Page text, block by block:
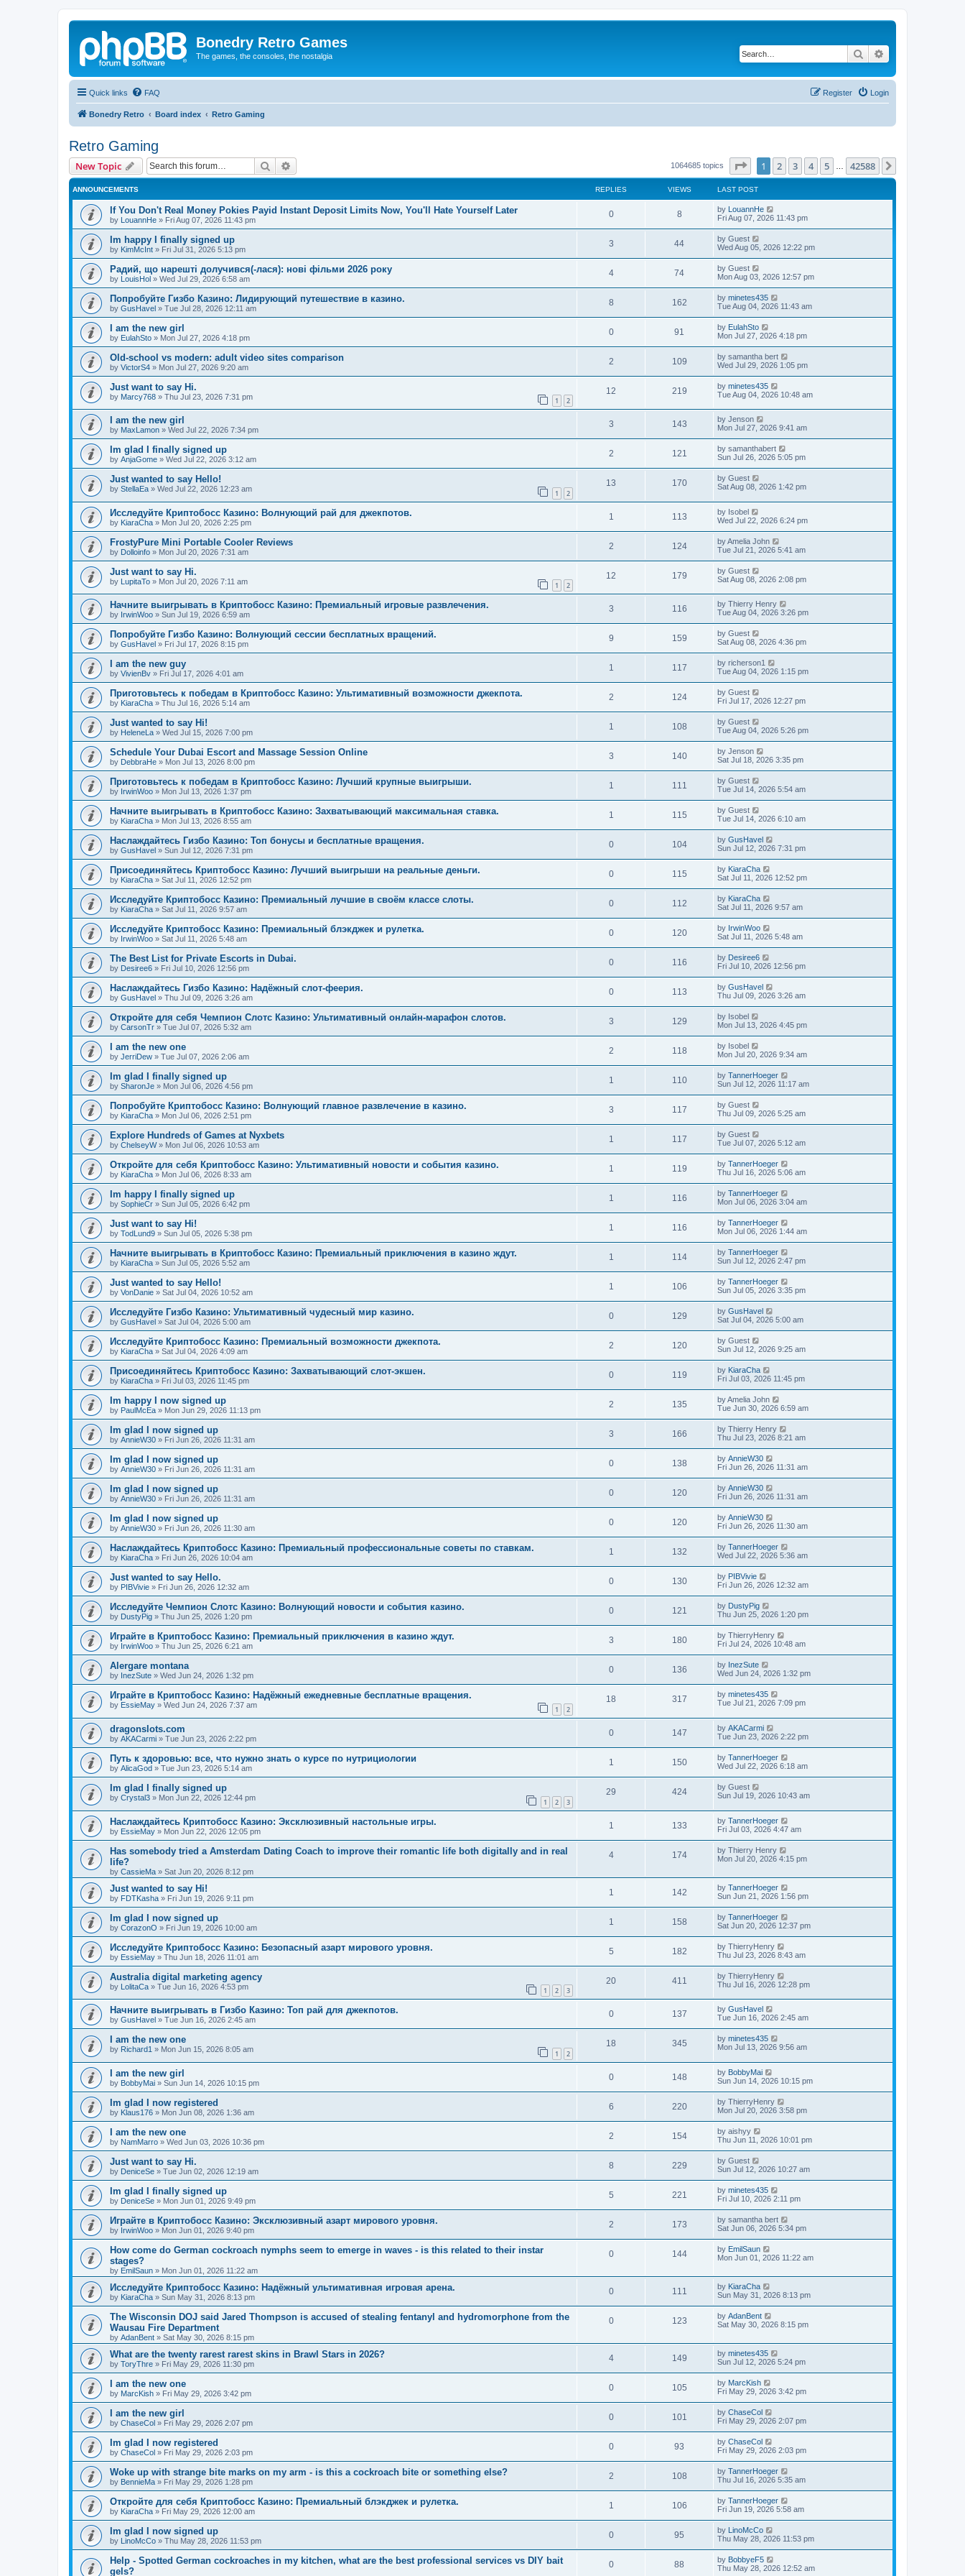
Bonedry Retro Games
The games, the consoles, the nostalgia Search
Quick links FAQ Login
Register
Bonedry Retro Board index Retro Gaming
Retro Gaming
New Topic Search 1064685 topics Page of 42588
1 2 3 4 5 42588
ANNOUNCEMENTS REPLIES VIEWS LAST POST
If You Don't Real Money Pokies Payid Instant Deposit Limits Now, You'll Hate Yourself Later
by LouannHe » Fri Aug 07, 2026 11:43 pm
0 8 by LouannHe
Fri Aug 07, 2026 11:43 pm
Im happy I finally signed up
by KimMcInt » Fri Jul 31, 2026 5:13 pm
3 44 by Guest
Wed Aug 05, 2026 12:22 pm
Радий, що нарешті долучився(-лася): нові фільми 2026 року
by LouisHol » Wed Jul 29, 2026 6:58 am
4 74 by Guest
Mon Aug 03, 2026 12:57 pm
Попробуйте Гизбо Казино: Лидирующий путешествие в казино.
by GusHavel » Tue Jul 28, 2026 12:11 am
8 162 by minetes435
Tue Aug 04, 2026 11:43 am
I am the new girl
by EulahSto » Mon Jul 27, 2026 4:18 pm
0 91 by EulahSto
Mon Jul 27, 2026 4:18 pm
Old-school vs modern: adult video sites comparison
by VictorS4 » Mon Jul 27, 2026 9:20 am
2 109 by samantha bert
Wed Jul 29, 2026 1:05 pm
Just want to say Hi.
by Marcy768 » Thu Jul 23, 2026 7:31 pm 1 2
12 219 by minetes435
Tue Aug 04, 2026 10:48 am
I am the new girl
by MaxLamon » Wed Jul 22, 2026 7:34 pm
3 143 by Jenson
Mon Jul 27, 2026 9:41 am
Im glad I finally signed up
by AnjaGome » Wed Jul 22, 2026 3:12 am
2 121 by samanthabert
Sun Jul 26, 2026 5:05 pm
Just wanted to say Hello!
by StellaEa » Wed Jul 22, 2026 12:23 am 1 2
13 170 by Guest
Sat Aug 08, 2026 1:42 pm
Исследуйте Криптобосс Казино: Волнующий рай для джекпотов.
by KiaraCha » Mon Jul 20, 2026 2:25 pm
1 113 by Isobel
Wed Jul 22, 2026 6:24 pm
FrostyPure Mini Portable Cooler Reviews
by Dolloinfo » Mon Jul 20, 2026 7:31 am
2 124 byAmelia John
Tue Jul 21, 2026 5:41 am
Just want to say Hi.
by LupitaTo » Mon Jul 20, 2026 7:11 am 1 2
12 179 by Guest
Sat Aug 08, 2026 2:08 pm
Начните выигрывать в Криптобосс Казино: Премиальный игровые развлечения.
by IrwinWoo » Sun Jul 19, 2026 6:59 am
3 116 by Thierry Henry
Tue Aug 04, 2026 3:26 pm
Попробуйте Гизбо Казино: Волнующий сессии бесплатных вращений.
by GusHavel » Fri Jul 17, 2026 8:15 pm
9 159 by Guest
Sat Aug 08, 2026 4:36 pm
I am the new guy
by VivienBv » Fri Jul 17, 2026 4:01 am
1 117 by richerson1
Tue Aug 04, 2026 1:15 pm
Приготовьтесь к победам в Криптобосс Казино: Ультимативный возможности джекпота.
by KiaraCha » Thu Jul 16, 2026 5:14 am
2 124 by Guest
Fri Jul 17, 2026 12:27 pm
Just wanted to say Hi!
by HeleneLa » Wed Jul 15, 2026 7:00 pm
1 108 by Guest
Tue Aug 04, 2026 5:26 pm
Schedule Your Dubai Escort and Massage Session Online
by DebbraHe » Mon Jul 13, 2026 8:00 pm
3 140 by Jenson
Sat Jul 18, 2026 3:35 pm
Приготовьтесь к победам в Криптобосс Казино: Лучший крупные выигрыши.
by IrwinWoo » Mon Jul 13, 2026 1:37 pm
1 111 by Guest
Tue Jul 14, 2026 5:54 am
Начните выигрывать в Криптобосс Казино: Захватывающий максимальная ставка.
by KiaraCha » Mon Jul 13, 2026 8:55 am
1 115 by Guest
Tue Jul 14, 2026 6:10 am
Наслаждайтесь Гизбо Казино: Топ бонусы и бесплатные вращения.
by GusHavel » Sun Jul 12, 2026 7:31 pm
0 104 by GusHavel
Sun Jul 12, 2026 7:31 pm
Присоединяйтесь Криптобосс Казино: Лучший выигрыши на реальные деньги.
by KiaraCha » Sat Jul 11, 2026 12:52 pm
0 115 by KiaraCha
Sat Jul 11, 2026 12:52 pm
Исследуйте Криптобосс Казино: Премиальный лучшие в своём классе слоты.
by KiaraCha » Sat Jul 11, 2026 9:57 am
0 112 by KiaraCha
Sat Jul 11, 2026 9:57 am
Исследуйте Криптобосс Казино: Премиальный блэкджек и рулетка.
by IrwinWoo » Sat Jul 11, 2026 5:48 am
0 120 by IrwinWoo
Sat Jul 11, 2026 5:48 am
The Best List for Private Escorts in Dubai.
by Desiree6 » Fri Jul 10, 2026 12:56 pm
0 116 by Desiree6
Fri Jul 10, 2026 12:56 pm
Наслаждайтесь Гизбо Казино: Надёжный слот-феерия.
by GusHavel » Thu Jul 09, 2026 3:26 am
0 113 by GusHavel
Thu Jul 09, 2026 3:26 am
Откройте для себя Чемпион Слотс Казино: Ультимативный онлайн-марафон слотов.
by CarsonTr » Tue Jul 07, 2026 5:32 am
3 129 by Isobel
Mon Jul 13, 2026 4:45 pm
I am the new one
by JerriDew » Tue Jul 07, 2026 2:06 am
2 118 by Isobel
Mon Jul 20, 2026 9:34 am
Im glad I finally signed up
by SharonJe » Mon Jul 06, 2026 4:56 pm
1 110 by TannerHoeger
Sun Jul 12, 2026 11:17 am
Попробуйте Криптобосс Казино: Волнующий главное развлечение в казино.
by KiaraCha » Mon Jul 06, 2026 2:51 pm
3 117 by Guest
Thu Jul 09, 2026 5:25 am
Explore Hundreds of Games at Nyxbets
by ChelseyW» Mon Jul 06, 2026 10:53 am
1 117 by Guest
Tue Jul 07, 2026 5:12 am
Откройте для себя Криптобосс Казино: Ультимативный новости и события казино.
by KiaraCha » Mon Jul 06, 2026 8:33 am
1 119 by TannerHoeger
Thu Jul 16, 2026 5:06 am
Im happy I finally signed up
by SophieCr » Sun Jul 05, 2026 6:42 pm
1 116 by TannerHoeger
Mon Jul 06, 2026 3:04 am
Just want to say Hi!
by TodLund9 » Sun Jul 05, 2026 5:38 pm
1 116 by TannerHoeger
Mon Jul 06, 2026 1:44 am
Начните выигрывать в Криптобосс Казино: Премиальный приключения в казино ждут.
by KiaraCha » Sun Jul 05, 2026 5:52 am
1 114 by TannerHoeger
Sun Jul 12, 2026 2:47 pm
Just wanted to say Hello!
by VonDanie » Sat Jul 04, 2026 10:52 am
1 106 by TannerHoeger
Sun Jul 05, 2026 3:35 pm
Исследуйте Гизбо Казино: Ультимативный чудесный мир казино.
by GusHavel » Sat Jul 04, 2026 5:00 am
0 129 by GusHavel
Sat Jul 04, 2026 5:00 am
Исследуйте Криптобосс Казино: Премиальный возможности джекпота.
by KiaraCha » Sat Jul 04, 2026 4:09 am
2 120 by Guest
Sun Jul 12, 2026 9:25 am
Присоединяйтесь Криптобосс Казино: Захватывающий слот-экшен.
by KiaraCha » Fri Jul 03, 2026 11:45 pm
0 119 by KiaraCha
Fri Jul 03, 2026 11:45 pm
Im happy I now signed up
by PaulMcEa » Mon Jun 29, 2026 11:13 pm
2 135 byAmelia John
Tue Jun 30, 2026 6:59 am
Im glad I now signed up
by AnnieW30 » Fri Jun 26, 2026 11:31 am
3 166 by Thierry Henry
Thu Jul 23, 2026 8:21 am
Im glad I now signed up
by AnnieW30 » Fri Jun 26, 2026 11:31 am
0 138 by AnnieW30
Fri Jun 26, 2026 11:31 am
Im glad I now signed up
by AnnieW30 » Fri Jun 26, 2026 11:31 am
0 120 by AnnieW30
Fri Jun 26, 2026 11:31 am
Im glad I now signed up
by AnnieW30 » Fri Jun 26, 2026 11:30 am
0 120 by AnnieW30
Fri Jun 26, 2026 11:30 am
Наслаждайтесь Криптобосс Казино: Премиальный профессиональные советы по ставкам.
by KiaraCha » Fri Jun 26, 2026 10:04 am
1 132 by TannerHoeger
Wed Jul 22, 2026 5:36 am
Just wanted to say Hello.
by PIBVivie » Fri Jun 26, 2026 12:32 am
0 130 by PIBVivie
Fri Jun 26, 2026 12:32 am
Исследуйте Чемпион Слотс Казино: Волнующий новости и события казино.
by DustyPig » Thu Jun 25, 2026 1:20 pm
0 121 by DustyPig
Thu Jun 25, 2026 1:20 pm
Играйте в Криптобосс Казино: Премиальный приключения в казино ждут.
by IrwinWoo » Thu Jun 25, 2026 6:21 am
3 180 by ThierryHenry
Fri Jul 24, 2026 10:48 am
Alergare montana
by InezSute » Wed Jun 24, 2026 1:32 pm
0 136 by InezSute
Wed Jun 24, 2026 1:32 pm
Играйте в Криптобосс Казино: Надёжный ежедневные бесплатные вращения.
by EssieMay » Wed Jun 24, 2026 7:37 am 1 2
18 317 by minetes435
Tue Jul 21, 2026 7:09 pm
dragonslots.com
by AKACarmi » Tue Jun 23, 2026 2:22 pm
0 147 by AKACarmi
Tue Jun 23, 2026 2:22 pm
Путь к здоровью: все, что нужно знать о курсе по нутрициологии
by AlicaGod » Tue Jun 23, 2026 5:14 am
1 150 by TannerHoeger
Wed Jul 22, 2026 6:18 am
Im glad I finally signed up
by Crystal3 » Mon Jun 22, 2026 12:44 pm 1 2 3
29 424 by Guest
Sun Jul 19, 2026 10:43 am
Наслаждайтесь Криптобосс Казино: Эксклюзивный настольные игры.
by EssieMay » Mon Jun 22, 2026 12:05 pm
1 133 by TannerHoeger
Fri Jul 03, 2026 4:47 am
Has somebody tried a Amsterdam Dating Coach to improve their romantic life both digitally and in real
life?
by CassieMa » Sat Jun 20, 2026 8:12 pm
4 174 by Thierry Henry
Mon Jul 20, 2026 4:15 pm
Just wanted to say Hi!
by FDTKasha » Fri Jun 19, 2026 9:11 pm
1 142 by TannerHoeger
Sun Jun 21, 2026 1:56 pm
Im glad I now signed up
by CorazonO » Fri Jun 19, 2026 10:00 am
1 158 by TannerHoeger
Sat Jun 20, 2026 12:37 pm
Исследуйте Криптобосс Казино: Безопасный азарт мирового уровня.
by EssieMay » Thu Jun 18, 2026 11:01 am
5 182 by ThierryHenry
Thu Jul 23, 2026 8:43 am
Australia digital marketing agency
by LolitaCa » Tue Jun 16, 2026 4:53 pm 1 2 3
20 411 by ThierryHenry
Thu Jul 16, 2026 12:28 pm
Начните выигрывать в Гизбо Казино: Топ рай для джекпотов.
by GusHavel » Tue Jun 16, 2026 2:45 am
0 137 by GusHavel
Tue Jun 16, 2026 2:45 am
I am the new one
by Richard1 » Mon Jun 15, 2026 8:05 am 1 2
18 345 by minetes435
Mon Jul 13, 2026 9:56 am
I am the new girl
by BobbyMai » Sun Jun 14, 2026 10:15 pm
0 148 by BobbyMai
Sun Jun 14, 2026 10:15 pm
Im glad I now registered
by Klaus176 » Mon Jun 08, 2026 1:36 am
6 220 by ThierryHenry
Mon Jul 20, 2026 3:58 pm
I am the new one
by NamMarro » Wed Jun 03, 2026 10:36 pm
2 154 by aishyy
Thu Jun 11, 2026 10:01 pm
Just want to say Hi.
by DeniceSe » Tue Jun 02, 2026 12:19 am
8 229 by Guest
Sun Jul 12, 2026 10:27 am
Im glad I finally signed up
by DeniceSe » Mon Jun 01, 2026 9:49 pm
5 221 by minetes435
Fri Jul 10, 2026 2:11 pm
Играйте в Криптобосс Казино: Эксклюзивный азарт мирового уровня.
by IrwinWoo » Mon Jun 01, 2026 9:40 pm
2 173 by samantha bert
Sat Jun 06, 2026 5:34 pm
How come do German cockroach nymphs seem to emerge in waves - is this related to their instar
stages?
by EmilSaun » Mon Jun 01, 2026 11:22 am
0 144 by EmilSaun
Mon Jun 01, 2026 11:22 am
Исследуйте Криптобосс Казино: Надёжный ультимативная игровая арена.
by KiaraCha » Sun May 31, 2026 8:13 pm
0 111 by KiaraCha
Sun May 31, 2026 8:13 pm
The Wisconsin DOJ said Jared Thompson is accused of stealing fentanyl and hydromorphone from the
Wausau Fire Department
by AdanBent » Sat May 30, 2026 8:15 pm
0 123 by AdanBent
Sat May 30, 2026 8:15 pm
What are the twenty rarest rarest skins in Brawl Stars in 2026?
by ToryThre » Fri May 29, 2026 11:30 pm
4 149 by minetes435
Sun Jul 12, 2026 5:24 pm
I am the new one
by MarcKish » Fri May 29, 2026 3:42 pm
0 105 by MarcKish
Fri May 29, 2026 3:42 pm
I am the new girl
by ChaseCol » Fri May 29, 2026 2:07 pm
0 101 by ChaseCol
Fri May 29, 2026 2:07 pm
Im glad I now registered
by ChaseCol » Fri May 29, 2026 2:03 pm
0 93 by ChaseCol
Fri May 29, 2026 2:03 pm
Woke up with strange bite marks on my arm - is this a cockroach bite or something else?
by BennieMa » Fri May 29, 2026 1:28 pm
2 108 by TannerHoeger
Thu Jul 16, 2026 5:35 am
Откройте для себя Криптобосс Казино: Премиальный блэкджек и рулетка.
by KiaraCha » Fri May 29, 2026 12:00 am
1 106 by TannerHoeger
Fri Jun 19, 2026 5:58 am
Im glad I now signed up
by LinoMcCo » Thu May 28, 2026 11:53 pm
0 95 by LinoMcCo
Thu May 28, 2026 11:53 pm
Help - Spotted German cockroaches in my kitchen, what are the best professional services vs DIY bait
gels?
0 88 by BobbyeF5
Thu May 28, 2026 12:52 am